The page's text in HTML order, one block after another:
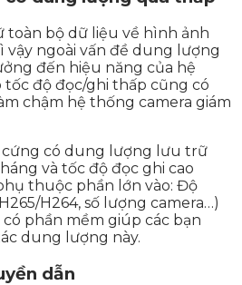
toàn bộ dữ liệu về hình ảnh
ngoài vấn đề dung lượng
đến hiệu năng của hệ
độ đọc/ghi thấp cũng có
chậm hệ thống camera giám
cứng có dung lượng lưu trữ
và tốc độ đọc ghi cao
thuộc phần lớn vào: Độ
H264, số lượng camera…)
phần mềm giúp các bạn
dung lượng này.
dẫn